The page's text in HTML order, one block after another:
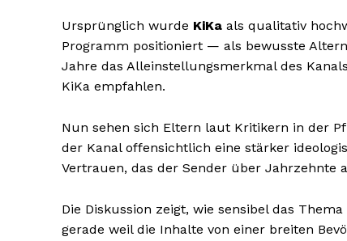
Ursprünglich wurde KiKa als qualitativ
Programm positioniert — als bewusste
Jahre das Alleinstellungsmerkmal des
KiKa empfahlen.
Nun sehen sich Eltern laut Kritikern in der
der Kanal offensichtlich eine stärker
Vertrauen, das der Sender über Jahrzehnte
Die Diskussion zeigt, wie sensibel das
gerade weil die Inhalte von einer breiten